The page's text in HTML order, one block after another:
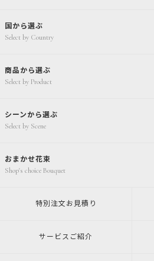
国から選ぶ
Select by Country
商品から選ぶ
Select by Product
シーンから選ぶ
Select by Scene
おまかせ花束
Shop's choice Bouquet
特別注文 お見積り
サービスご紹介